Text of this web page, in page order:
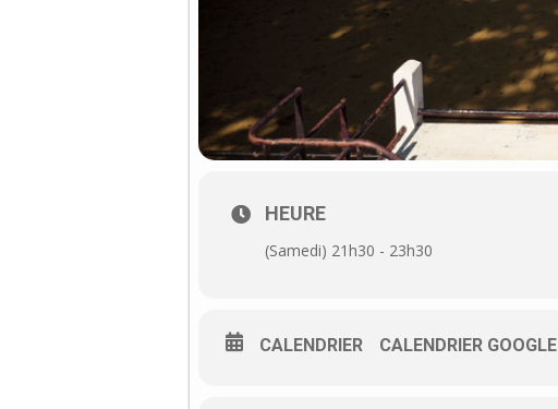
HEURE
(Samedi) 21h30 - 23h30
CALENDRIER CALENDRIER GOOGLE